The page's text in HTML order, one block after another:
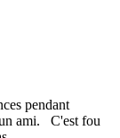
pendant
ami. C'est fou